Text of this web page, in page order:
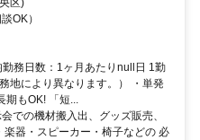
OK）
務日数：1ヶ月あたりnull日 1勤
地により異なります。） ・単発
もOK! 「短...
での機材搬入出、グッズ販売、
器・スピーカー・椅子などの 必